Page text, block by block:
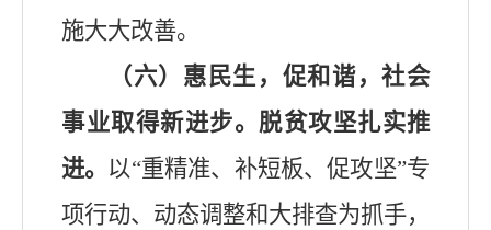
施大大改善。
（六）惠民生，促和谐，社会
事业取得新进步。 脱贫攻坚扎实推
进。 以“重精准、补短板、促攻坚”专
项行动、动态调整和大排查为抓手，